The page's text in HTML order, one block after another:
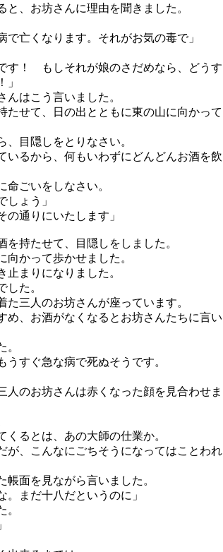
、お坊さんに理由を聞きました。
で亡くなります。それがお気の毒で」
す！ もしそれが娘のさだめなら、どうす
はこう言いました。
たせて、日の出とともに東の山に向かって
目隠しをとりなさい。
るから、何もいわずにどんどんお酒を飲
ごいをしなさい。
ょう」
の通りにいたします」
持たせて、目隠しをしました。
かって歩かせました。
まりになりました。
た。
三人のお坊さんが座っています。
、お酒がなくなるとお坊さんたちに言い
。
すぐ急な病で死ぬそうです。
のお坊さんは赤くなった顔を見合わせま
くるとは、あの大師の仕業か。
、こんなにごちそうになってはことわれ
面を見ながら言いました。
。まだ十八だというのに」